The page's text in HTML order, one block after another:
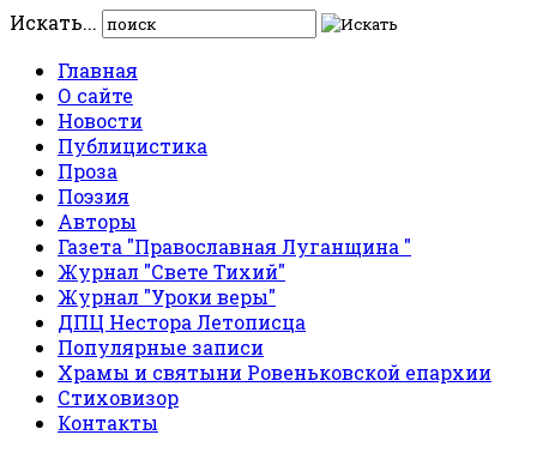
Искать...
Главная
О сайте
Новости
Публицистика
Проза
Поэзия
Авторы
Газета "Православная Луганщина "
Журнал "Свете Тихий"
Журнал "Уроки веры"
ДПЦ Нестора Летописца
Популярные записи
Храмы и святыни Ровеньковской епархии
Стиховизор
Контакты